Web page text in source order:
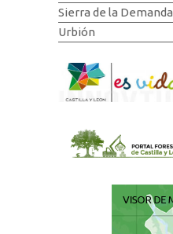
Sierra de la Demanda
Urbión